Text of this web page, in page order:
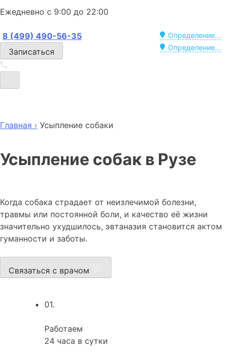
Ежедневно с 9:00 до 22:00
Определение...
8 (499) 490-56-35
Определение...
Записаться
Главная › Усыпление собаки
Усыпление собак в Рузе
Когда собака страдает от неизлечимой болезни,
травмы или постоянной боли, и качество её жизни
значительно ухудшилось, эвтаназия становится актом
гуманности и заботы.
Связаться с врачом
01.
Работаем
24 часа в сутки